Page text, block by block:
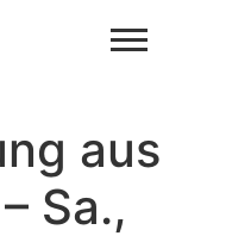
aus
Sa.,